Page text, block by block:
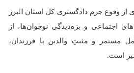
از وقوع جرم دادگستری کل استان البرز
اجتماعی و بزه‌دیدگی نوجوان‌ها، از
مستمر و مثبتِ والدین با فرزندان،
است.